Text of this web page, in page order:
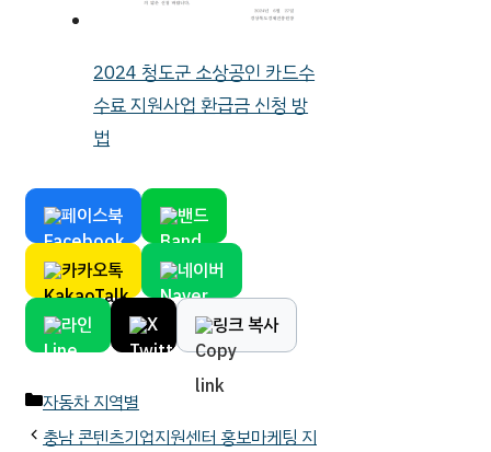
2024 청도군 소상공인 카드수
수료 지원사업 환급금 신청 방
법
페이스북 밴드
카카오톡 네이버
라인 X 링크 복사
카
테
자동차 지역별
충남 콘텐츠기업지원센터 홍보마케팅 지